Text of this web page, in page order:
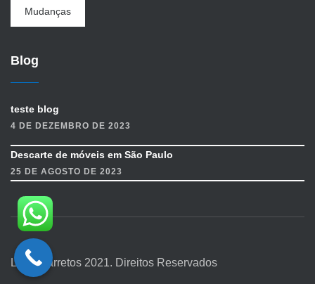
Mudanças
Blog
teste blog
4 DE DEZEMBRO DE 2023
Descarte de móveis em São Paulo
25 DE AGOSTO DE 2023
Líder Carretos 2021. Direitos Reservados